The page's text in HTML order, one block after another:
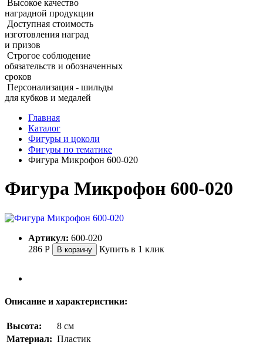
Высокое качество
наградной продукции
Доступная стоимость
изготовления наград
и призов
Строгое соблюдение
обязательств и обозначенных
сроков
Персонализация - шильды
для кубков и медалей
Главная
Каталог
Фигуры и цоколи
Фигуры по тематике
Фигура Микрофон 600‑020
Фигура Микрофон 600‑020
Артикул: 600-020
286 Р В корзину Купить в 1 клик
Описание и характеристики:
Высота:
8 см
Материал: Пластик